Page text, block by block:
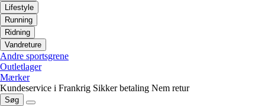
Lifestyle
Running
Ridning
Vandreture
Andre sportsgrene
Outletlager
Mærker
Kundeservice i Frankrig Sikker betaling Nem retur
Søg